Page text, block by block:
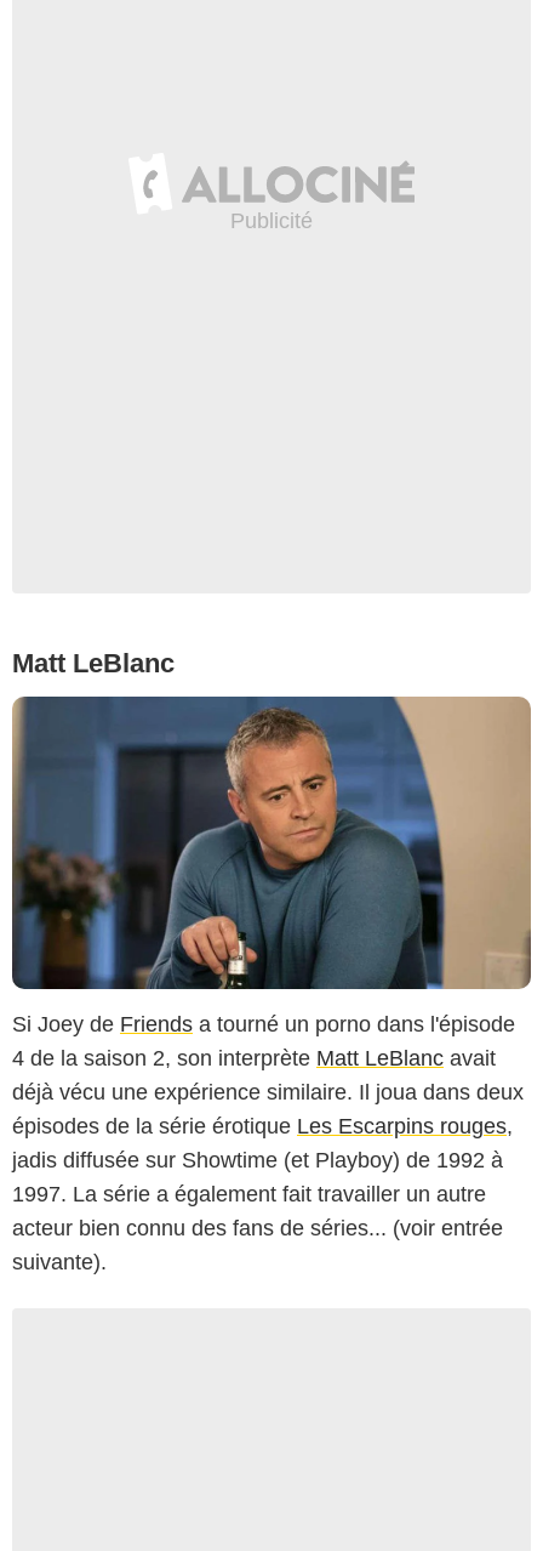
Matt LeBlanc
Si Joey de Friends a tourné un porno dans l'épisode
4 de la saison 2, son interprète Matt LeBlanc avait
déjà vécu une expérience similaire. Il joua dans deux
épisodes de la série érotique Les Escarpins rouges,
jadis diffusée sur Showtime (et Playboy) de 1992 à
1997. La série a également fait travailler un autre
acteur bien connu des fans de séries... (voir entrée
suivante).